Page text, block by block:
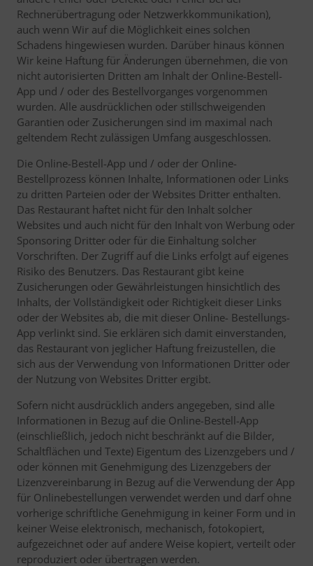
Rechnerübertragung oder Netzwerkkommunikation),
auch wenn Wir auf die Möglichkeit eines solchen
Schadens hingewiesen wurden. Darüber hinaus können
Wir keine Haftung für Änderungen übernehmen, die von
nicht autorisierten Dritten am Inhalt der Online-Bestell-
App und / oder des Bestellvorganges vorgenommen
wurden. Alle ausdrücklichen oder stillschweigenden
Garantien oder Zusicherungen sind im maximal nach
geltendem Recht zulässigen Umfang ausgeschlossen.
Die Online-Bestell-App und / oder der Online-
Bestellprozess können Inhalte, Informationen oder Links
zu dritten Parteien oder der Websites Dritter enthalten.
Das Restaurant haftet nicht für den Inhalt solcher
Websites und auch nicht für den Inhalt von Werbung oder
Sponsoring Dritter oder für die Einhaltung solcher
Vorschriften. Der Zugriff auf die Links erfolgt auf eigenes
Risiko des Benutzers. Das Restaurant gibt keine
Zusicherungen oder Gewährleistungen hinsichtlich des
Inhalts, der Vollständigkeit oder Richtigkeit dieser Links
oder der Websites ab, die mit dieser Online- Bestellungs-
App verlinkt sind. Sie erklären sich damit einverstanden,
das Restaurant von jeglicher Haftung freizustellen, die
sich aus der Verwendung von Informationen Dritter oder
der Nutzung von Websites Dritter ergibt.
Sofern nicht ausdrücklich anders angegeben, sind alle
Informationen in Bezug auf die Online-Bestell-App
(einschließlich, jedoch nicht beschränkt auf die Bilder,
Schaltflächen und Texte) Eigentum des Lizenzgebers und /
oder können mit Genehmigung des Lizenzgebers der
Lizenzvereinbarung in Bezug auf die Verwendung der App
für Onlinebestellungen verwendet werden und darf ohne
vorherige schriftliche Genehmigung in keiner Form und in
keiner Weise elektronisch, mechanisch, fotokopiert,
aufgezeichnet oder auf andere Weise kopiert, verteilt oder
reproduziert oder übertragen werden.